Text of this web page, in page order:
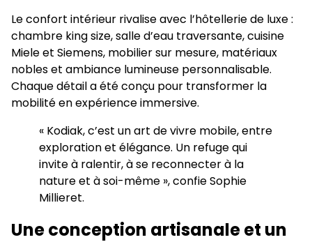
Le confort intérieur rivalise avec l’hôtellerie de luxe :
chambre king size, salle d’eau traversante, cuisine
Miele et Siemens, mobilier sur mesure, matériaux
nobles et ambiance lumineuse personnalisable.
Chaque détail a été conçu pour transformer la
mobilité en expérience immersive.
« Kodiak, c’est un art de vivre mobile, entre
exploration et élégance. Un refuge qui
invite à ralentir, à se reconnecter à la
nature et à soi-même », confie Sophie
Millieret.
Une conception artisanale et un